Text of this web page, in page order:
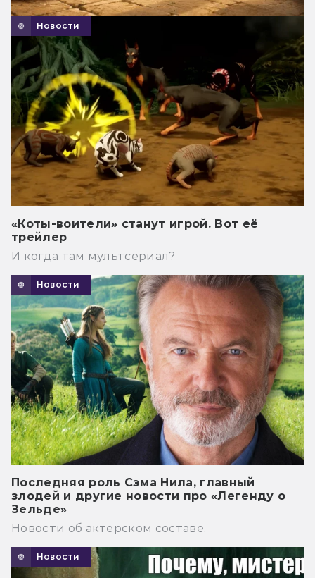
Новости
«Коты-воители» станут игрой. Вот её
трейлер
И когда там мультсериал?
Новости
Последняя роль Сэма Нила, главный
злодей и другие новости про «Легенду о
Зельде»
Новости об актёрском составе.
Новости